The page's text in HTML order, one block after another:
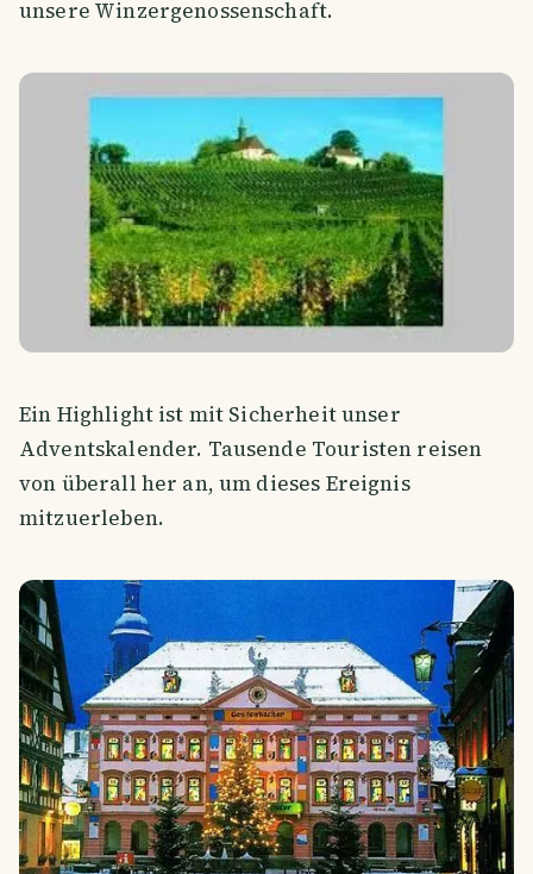
unsere Winzergenossenschaft.
Ein Highlight ist mit Sicherheit unser
Adventskalender. Tausende Touristen reisen
von überall her an, um dieses Ereignis
mitzuerleben.